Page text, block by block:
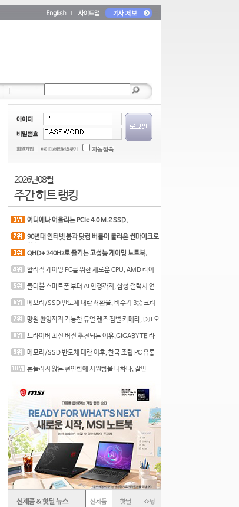
2026년 08월
주간 히트 랭킹
어디에나 어울리는 PCIe 4.0 M.2 SSD,
90년대 인터넷 붐과 닷컴 버블이 불러온 썬마이크로
QHD+ 240Hz로 즐기는 고성능 게이밍 노트북,
합리적 게이밍 PC를 위한 새로운 CPU, AMD 라이
폴더블 스마트폰 부터 AI 안경까지, 삼성 갤럭시 언
메모리/SSD 반도체 대란과 환율, 비수기 3중 크리
망원 촬영까지 가능한 듀얼 렌즈 짐벌 카메라, DJI 오
드라이버 최신 버전 추천되는 이유,GIGABYTE 라
메모리/SSD 반도체 대란 이후, 한국 조립 PC 유통
흔들리지 않는 편안함에 시원함을 더하다, 잘만